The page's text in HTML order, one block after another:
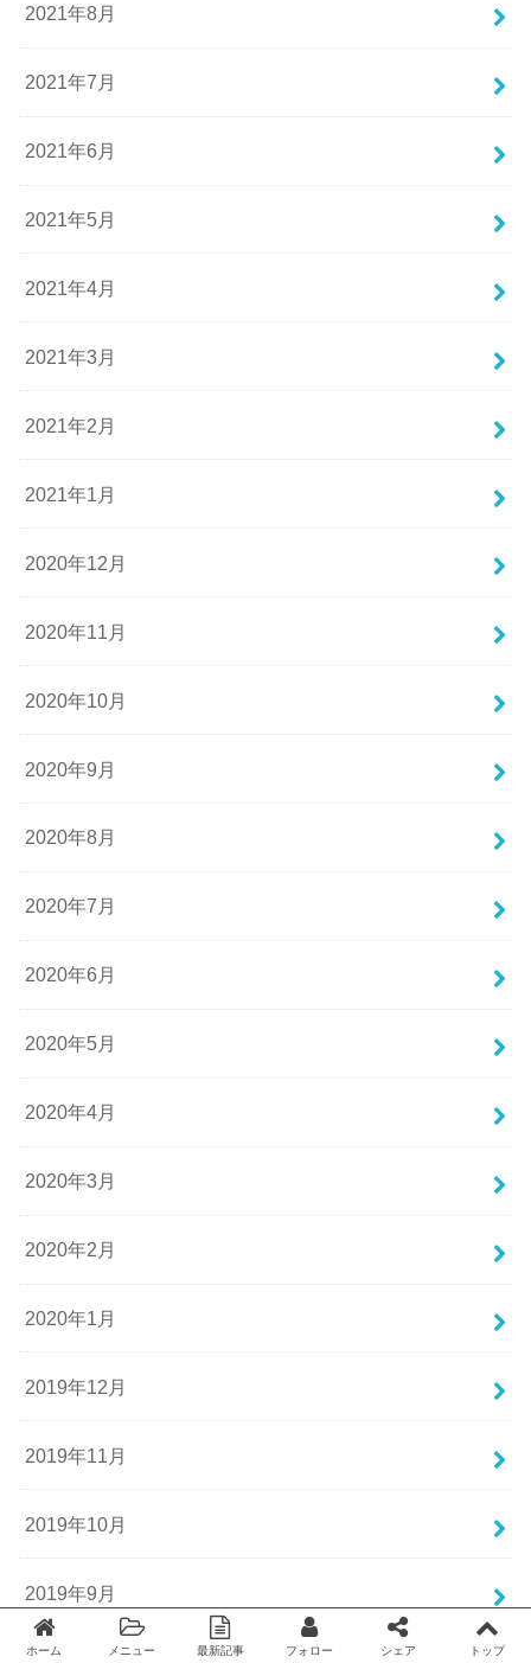
2021年8月
2021年7月
2021年6月
2021年5月
2021年4月
2021年3月
2021年2月
2021年1月
2020年12月
2020年11月
2020年10月
2020年9月
2020年8月
2020年7月
2020年6月
2020年5月
2020年4月
2020年3月
2020年2月
2020年1月
2019年12月
2019年11月
2019年10月
2019年9月
ホーム メニュー 最新記事 フォロー シェア トップ
Twitter facebook